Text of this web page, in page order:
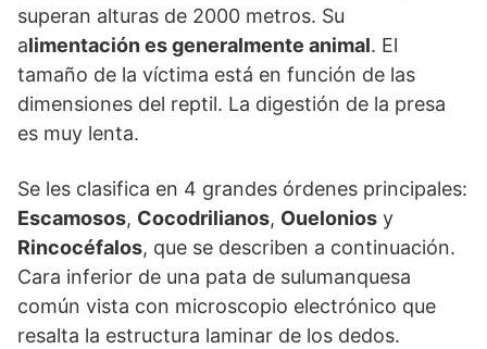
superan alturas de 2000 metros. Su
alimentación es generalmente animal. El
tamaño de la víctima está en función de las
dimensiones del reptil. La digestión de la presa
es muy lenta.
Se les clasifica en 4 grandes órdenes principales:
Escamosos, Cocodrilianos, Ouelonios y
Rincocéfalos, que se describen a continuación.
Cara inferior de una pata de sulumanquesa
común vista con microscopio electrónico que
resalta la estructura laminar de los dedos.